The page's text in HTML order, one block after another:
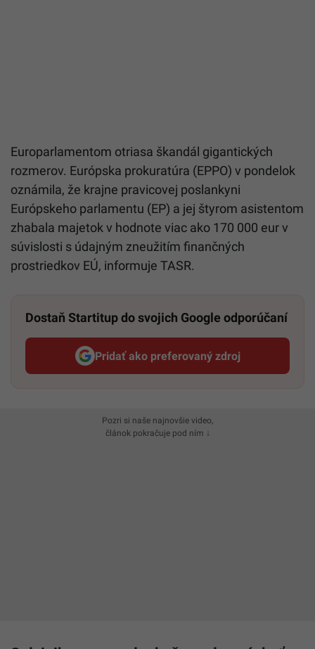
Europarlamentom otriasa škandál gigantických
rozmerov. Európska prokuratúra (EPPO) v pondelok
oznámila, že krajne pravicovej poslankyni
Európskeho parlamentu (EP) a jej štyrom asistentom
zhabala majetok v hodnote viac ako 170 000 eur v
súvislosti s údajným zneužitím finančných
prostriedkov EÚ, informuje TASR.
Dostaň Startitup do svojich Google odporúčaní
Pridať ako preferovaný zdroj
Startitup, odkaz sa otvorí v
Pozri si naše najnovšie video,
článok pokračuje pod ním ↓